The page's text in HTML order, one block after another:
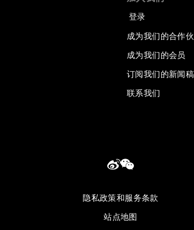
登录
成为我们的合作
成为我们的会员
订阅我们的新闻稿
联系我们
隐私政策和服务条款
站点地图